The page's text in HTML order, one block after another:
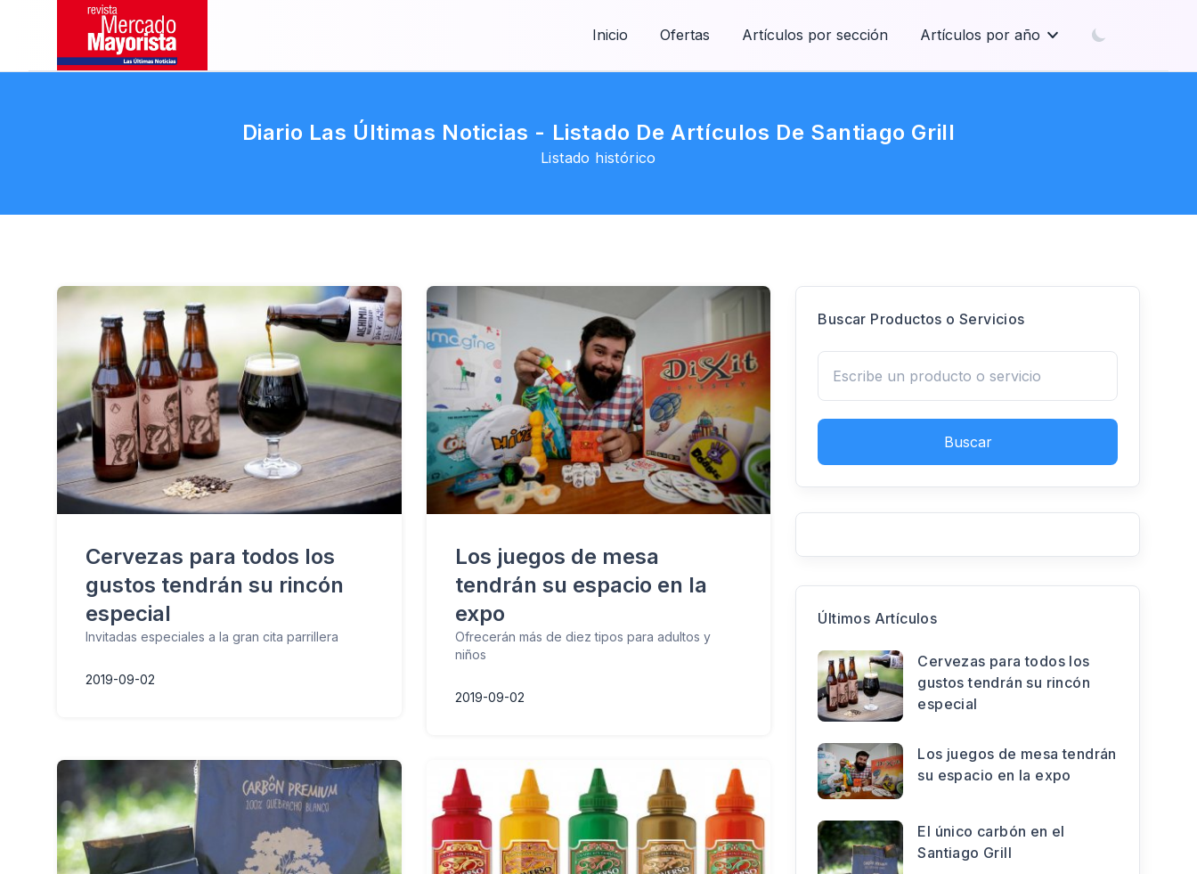
Inicio Ofertas Artículos por sección Artículos por año
Diario Las Últimas Noticias - Listado De Artículos De Santiago Grill
Listado histórico
Cervezas para todos los
gustos tendrán su rincón
especial
Invitadas especiales a la gran cita parrillera
2019-09-02
Los juegos de mesa
tendrán su espacio en la
expo
Ofrecerán más de diez tipos para adultos y
niños
2019-09-02
Buscar Productos o Servicios
Buscar
Últimos Artículos
Cervezas para todos los
gustos tendrán su rincón
especial
Los juegos de mesa tendrán
su espacio en la expo
El único carbón en el
Santiago Grill